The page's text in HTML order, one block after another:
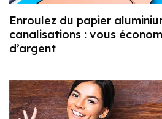
Enroulez du papier
canalisations : vous
d’argent